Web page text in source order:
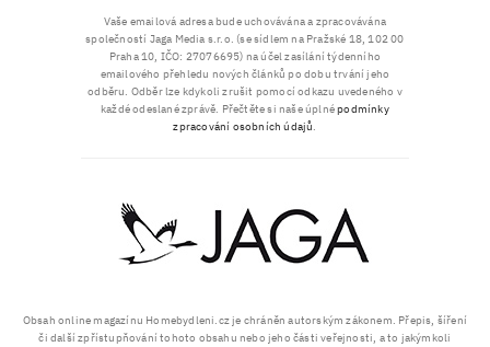
Obsah online magazínu Homebydleni.cz je chráněn autorským zákonem. Přepis, šíření
či další zpřístupňování tohoto obsahu nebo jeho části veřejnosti, a to jakýmkoli
Vaše emailová adresa bude uchovávána a zpracovávána
společností Jaga Media s.r.o. (se sídlem na Pražské 18, 102 00
Praha 10, IČO: 27076695) na účel zasílání týdenního
emailového přehledu nových článků po dobu trvání jeho
odběru. Odběr lze kdykoli zrušit pomocí odkazu uvedeného v
každé odeslané zprávě. Přečtěte si naše úplnépodmínky
zpracování osobních údajů.